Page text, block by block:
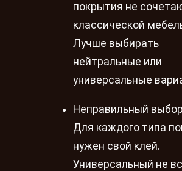
покрытия не
классической
Лучше выбирать
нейтральные или
универсальные
Неправильный
Для каждого типа
нужен свой клей.
Универсальный не